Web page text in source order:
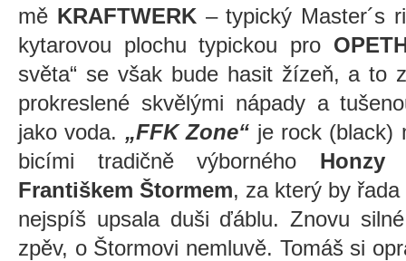
mě KRAFTWERK– typický Master´s
kytarovou plochu typickou pro
světa“ se však bude hasit žízeň, a to
prokreslené skvělými nápady a
jako voda. „FFK Zone“ je rock (black)
bicími tradičně výborného Honzy
Františkem Štormem, za který by
nejspíš upsala duši ďáblu. Znovu
zpěv, o Štormovi nemluvě. Tomáš si